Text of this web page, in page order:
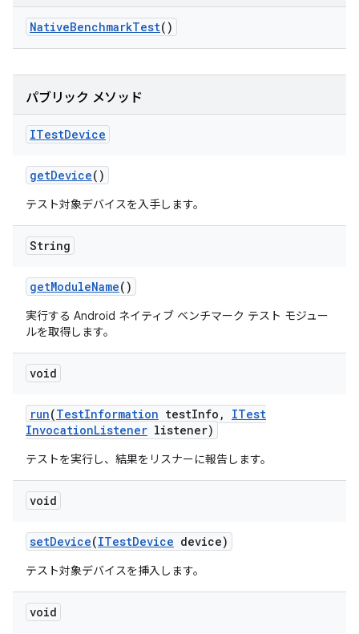
NativeBenchmarkTest()
パブリック メソッド
ITestDevice
getDevice()
テスト対象デバイスを入手します。
String
getModuleName()
実行する Android ネイティブ ベンチマーク テスト モジュー
ルを取得します。
void
run(TestInformation testInfo ,
ITest
InvocationListener listener)
テストを実行し、結果をリスナーに報告します。
void
setDevice(ITestDevice device)
テスト対象デバイスを挿入します。
void